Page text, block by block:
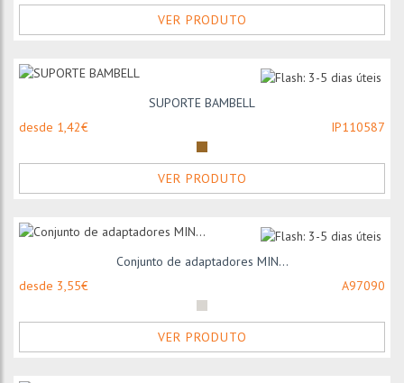
VER PRODUTO
SUPORTE BAMBELL
desde 1,42€
IP110587
VER PRODUTO
Conjunto de adaptadores MIN...
desde 3,55€
A97090
VER PRODUTO